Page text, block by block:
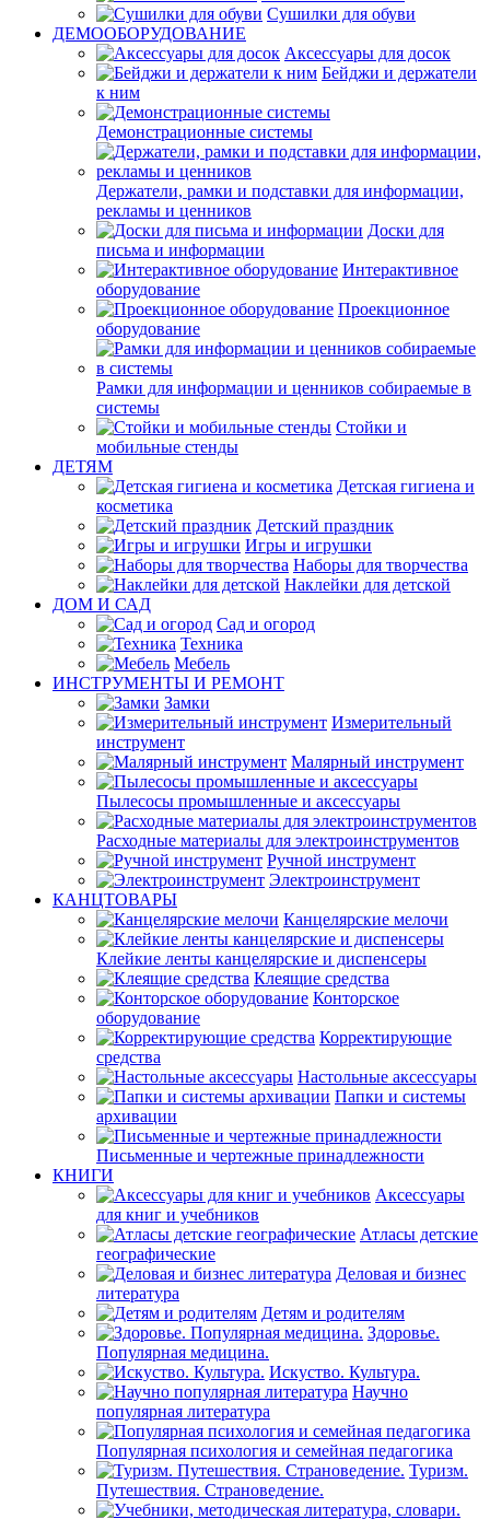
Сушилки для обуви
ДЕМООБОРУДОВАНИЕ
Аксессуары для досок
Бейджи и держатели
к ним
Демонстрационные системы
Держатели, рамки и подставки для информации,
рекламы и ценников
Доски для
письма и информации
Интерактивное
оборудование
Проекционное
оборудование
Рамки для информации и ценников собираемые в
системы
Стойки и
мобильные стенды
ДЕТЯМ
Детская гигиена и
косметика
Детский праздник
Игры и игрушки
Наборы для творчества
Наклейки для детской
ДОМ И САД
Сад и огород
Техника
Мебель
ИНСТРУМЕНТЫ И РЕМОНТ
Замки
Измерительный
инструмент
Малярный инструмент
Пылесосы промышленные и аксессуары
Расходные материалы для электроинструментов
Ручной инструмент
Электроинструмент
КАНЦТОВАРЫ
Канцелярские мелочи
Клейкие ленты канцелярские и диспенсеры
Клеящие средства
Конторское
оборудование
Корректирующие
средства
Настольные аксессуары
Папки и системы
архивации
Письменные и чертежные принадлежности
КНИГИ
Аксессуары
для книг и учебников
Атласы детские
географические
Деловая и бизнес
литература
Детям и родителям
Здоровье.
Популярная медицина.
Искуство. Культура.
Научно
популярная литература
Популярная психология и семейная педагогика
Туризм.
Путешествия. Страноведение.